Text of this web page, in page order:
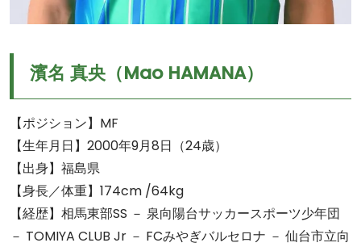
濱名 真央（Mao HAMANA）
【ポジション】MF
【生年月日】2000年9月8日（24歳）
【出身】福島県
【身長／体重】174cm /64kg
【経歴】相馬東部SS － 泉向陽台サッカースポーツ少年団
－ TOMIYA CLUB Jr － FCみやぎバルセロナ － 仙台市立向